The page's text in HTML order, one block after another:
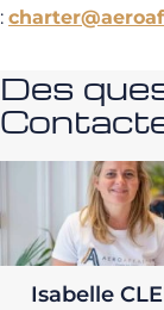
:
Des
Isabelle